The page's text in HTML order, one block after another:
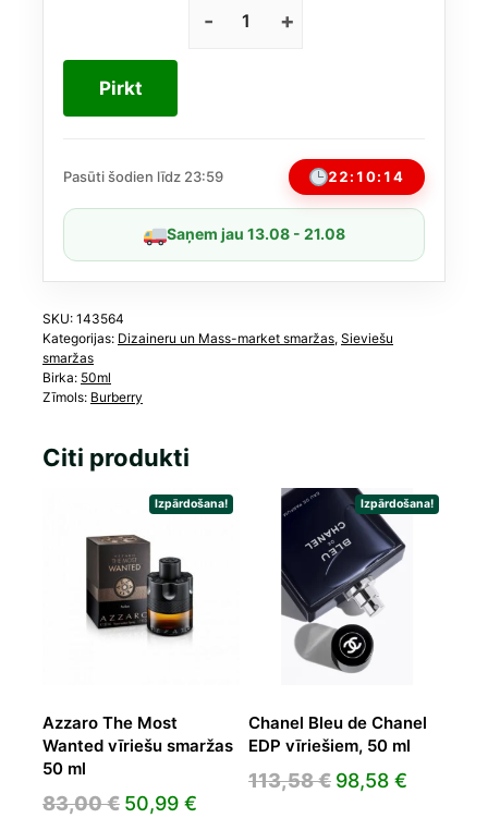
128,00 €.
63,79 €.
Burberry
Pirkt
Pasūti šodien līdz 23:59 22:10:14
Saņem jau 13.08 - 21.08
SKU: 143564
Kategorijas: Dizaineru un Mass-market smaržas, Sieviešu
smaržas
Birka: 50ml
Zīmols: Burberry
Citi produkti
Izpārdošana!
Azzaro The Most
Wanted vīriešu smaržas
50 ml
83,00€ Original
50,99 €
Izpārdošana!
Chanel Bleu de Chanel
EDP vīriešiem, 50 ml
113,58€ Original
98,58 €